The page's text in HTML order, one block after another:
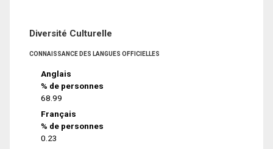
Diversité Culturelle
CONNAISSANCE DES LANGUES OFFICIELLES
Anglais
% de personnes
68.99
Français
% de personnes
0.23